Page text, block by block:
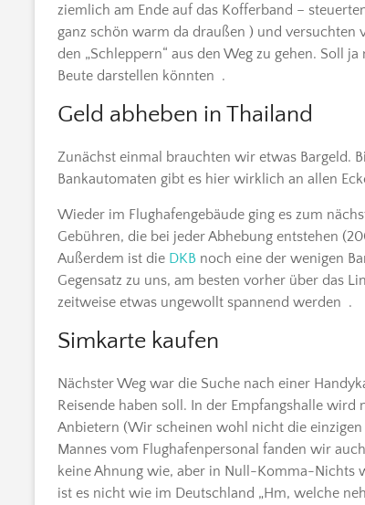
ziemlich am Ende auf das Kofferband –
ganz schön warm da draußen ) und
den „Schleppern“ aus den Weg zu gehen. Soll
Beute darstellen könnten .
Geld abheben in Thailand
Zunächst einmal brauchten wir etwas Bargeld.
Bankautomaten gibt es hier wirklich an allen
Wieder im Flughafengebäude ging es zum
Gebühren, die bei jeder Abhebung entstehen
Außerdem ist die DKB noch eine der wenigen
Gegensatz zu uns, am besten vorher über das
zeitweise etwas ungewollt spannend werden .
Simkarte kaufen
Nächster Weg war die Suche nach einer
Reisende haben soll. In der Empfangshalle
Anbietern (Wir scheinen wohl nicht die einzigen
Mannes vom Flughafenpersonal fanden wir
keine Ahnung wie, aber in Null-Komma-Nichts
ist es nicht wie im Deutschland „Hm, welche